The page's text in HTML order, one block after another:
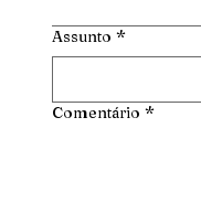
Assunto *
Comentário *